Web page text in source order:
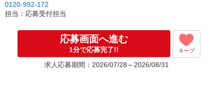
0120-992-172
担当：応募受付担当
応募画面へ進む
1分で応募完了!! キープ
求人応募期間：2026/07/28～2026/08/31